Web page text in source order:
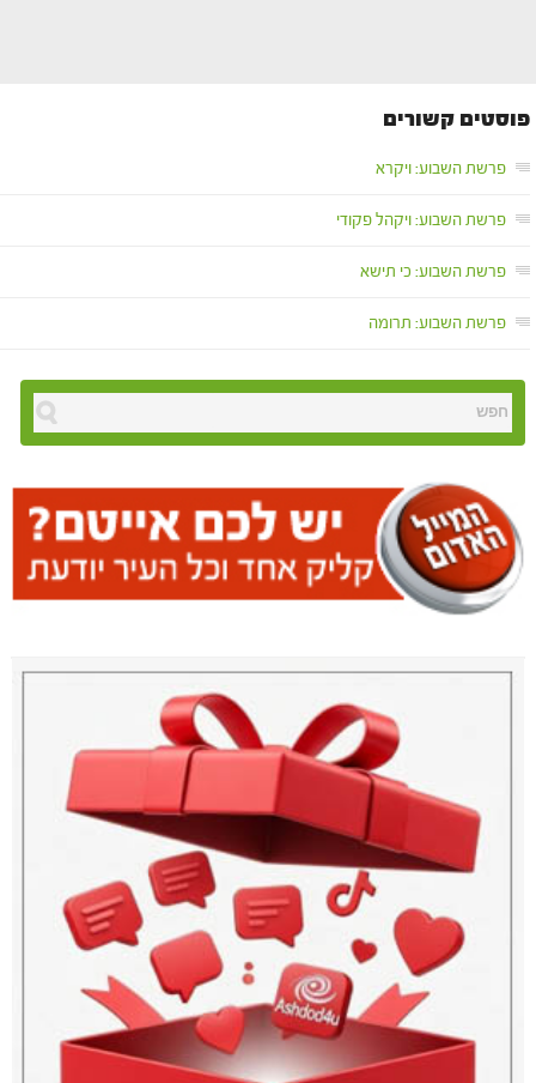
פוסטים קשורים
פרשת השבוע: ויקרא
פרשת השבוע: ויקהל פקודי
פרשת השבוע: כי תישא
פרשת השבוע: תרומה